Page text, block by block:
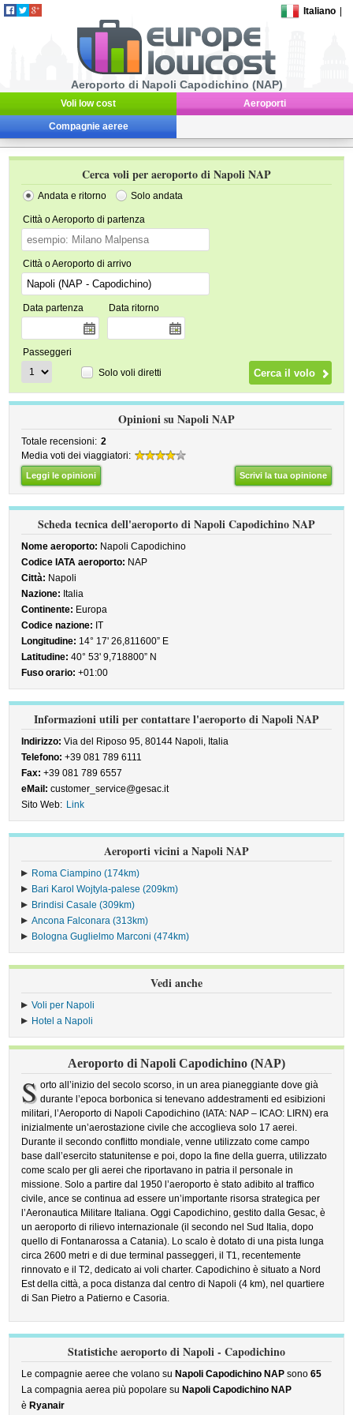
Italiano
Aeroporto di Napoli Capodichino (NAP)
Voli low cost Aeroporti
Compagnie aeree
Cerca voli per aeroporto di Napoli NAP
Andata e ritorno Solo andata
Città o Aeroporto di partenza
Città o Aeroporto di arrivo
Data partenza Data ritorno
Passeggeri
Solo voli diretti
Opinioni su Napoli NAP
Totale recensioni: 2
Media voti dei viaggiatori:
Leggi le opinioni Scrivi la tua opinione
Scheda tecnica dell'aeroporto di Napoli Capodichino NAP
Nome aeroporto: Napoli Capodichino
Codice IATA aeroporto: NAP
Città: Napoli
Nazione: Italia
Continente: Europa
Codice nazione: IT
Longitudine: 14° 17' 26,811600” E
Latitudine: 40° 53' 9,718800” N
Fuso orario: +01:00
Informazioni utili per contattare l'aeroporto di Napoli NAP
Indirizzo: Via del Riposo 95, 80144 Napoli, Italia
Telefono: +39 081 789 6111
Fax: +39 081 789 6557
eMail: customer_service@gesac.it
Sito Web: Link
Aeroporti vicini a Napoli NAP
Roma Ciampino (174km)
Bari Karol Wojtyla-palese (209km)
Brindisi Casale (309km)
Ancona Falconara (313km)
Bologna Guglielmo Marconi (474km)
Vedi anche
Voli per Napoli
Hotel a Napoli
Aeroporto di Napoli Capodichino (NAP)
S orto all’inizio del secolo scorso, in un area pianeggiante dove già
durante l’epoca borbonica si tenevano addestramenti ed esibizioni
militari, l’Aeroporto di Napoli Capodichino (IATA: NAP – ICAO: LIRN) era
inizialmente un’aerostazione civile che accoglieva solo 17 aerei.
Durante il secondo conflitto mondiale, venne utilizzato come campo
base dall’esercito statunitense e poi, dopo la fine della guerra, utilizzato
come scalo per gli aerei che riportavano in patria il personale in
missione. Solo a partire dal 1950 l’aeroporto è stato adibito al traffico
civile, ance se continua ad essere un’importante risorsa strategica per
l’Aeronautica Militare Italiana. Oggi Capodichino, gestito dalla Gesac, è
un aeroporto di rilievo internazionale (il secondo nel Sud Italia, dopo
quello di Fontanarossa a Catania). Lo scalo è dotato di una pista lunga
circa 2600 metri e di due terminal passeggeri, il T1, recentemente
rinnovato e il T2, dedicato ai voli charter. Capodichino è situato a Nord
Est della città, a poca distanza dal centro di Napoli (4 km), nel quartiere
di San Pietro a Patierno e Casoria.
Statistiche aeroporto di Napoli - Capodichino
Le compagnie aeree che volano su Napoli Capodichino NAP sono65
La compagnia aerea più popolare su Napoli Capodichino NAP
è Ryanair